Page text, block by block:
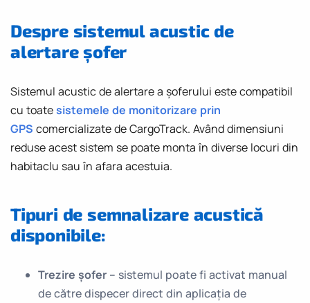
Despre sistemul acustic de
alertare șofer
Sistemul acustic de alertare a șoferului este compatibil
cu toatesistemele de monitorizare prin
GPS comercializate de CargoTrack. Având dimensiuni
reduse acest sistem se poate monta în diverse locuri din
habitaclu sau în afara acestuia.
Tipuri de semnalizare acustică
disponibile:
Trezire șofer – sistemul poate fi activat manual
de către dispecer direct din aplicația de